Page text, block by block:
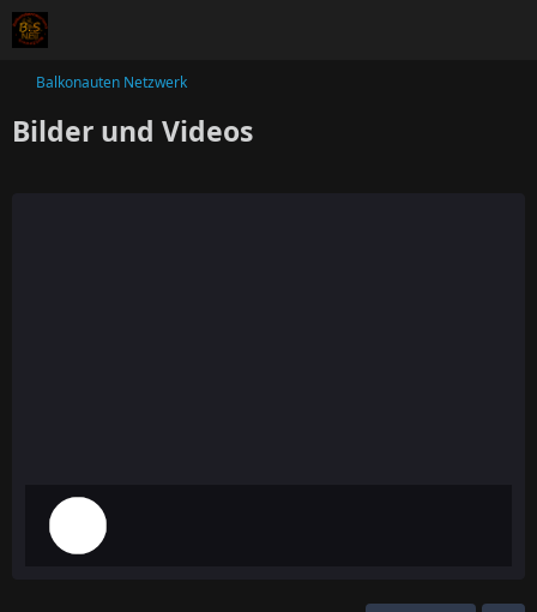
Balkonauten Netzwerk
Bilder und Videos